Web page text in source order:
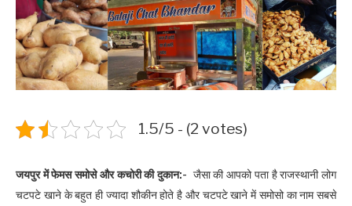
1.5/5 - (2 votes)
जयपुर में फेमस समोसे और कचोरी की दुकान:- जैसा की आपको पता है राजस्थानी लोग
चटपटे खाने के बहुत ही ज्यादा शौकीन होते है और चटपटे खाने में समोसो का नाम सबसे